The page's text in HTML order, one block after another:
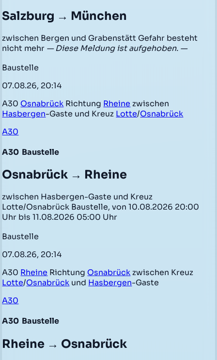
Salzburg → München
zwischen Bergen und Grabenstätt Gefahr besteht
nicht mehr — Diese Meldung ist aufgehoben. —
Baustelle
07.08.26, 20:14
A30 Osnabrück Richtung Rheine zwischen
Hasbergen-Gaste und Kreuz Lotte/Osnabrück
A30
A30 Baustelle
Osnabrück → Rheine
zwischen Hasbergen-Gaste und Kreuz
Lotte/Osnabrück Baustelle, von 10.08.2026 20:00
Uhr bis 11.08.2026 05:00 Uhr
Baustelle
07.08.26, 20:14
A30 Rheine Richtung Osnabrück zwischen Kreuz
Lotte/Osnabrück und Hasbergen-Gaste
A30
A30 Baustelle
Rheine → Osnabrück